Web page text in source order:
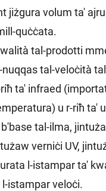
jiżgura volum ta'
quċċata.
tal-prodotti
tal-veloċità
ta' infraed
u r-riħ ta'
tal-ilma,
verniċi UV,
l-istampar ta'
istampar veloċi.